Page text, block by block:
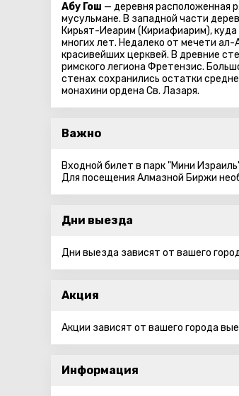
Абу Гош — деревня расположенная
мусульмане. В западной части
Кирьят-Иеарим (Кириафиарим),
многих лет. Недалеко от мечети
красивейших церквей. В древние
римского легиона Фретензис.
стенах сохранились остатки
монахини ордена Св. Лазаря.
Важно
Входной билет в парк "Мини
Для посещения Алмазной Биржи
Дни выезда
Дни выезда зависят от вашего
Акция
Акции зависят от вашего города
Информация